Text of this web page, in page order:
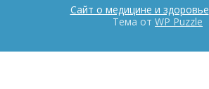
Сайт о медицине и здоровье
Тема от WP Puzzle